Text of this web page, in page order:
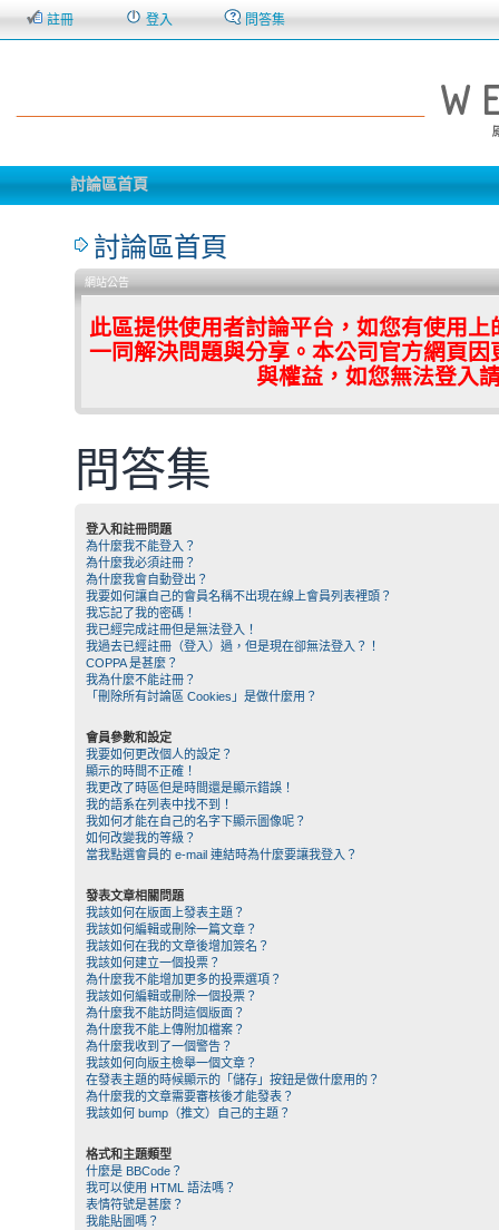
註冊 登入 問答集
討論區首頁
討論區首頁
網站公告
此區提供使用者討論平台，如您有使用
一同解決問題與分享。本公司官方網頁
與權益，如您無法登入
問答集
登入和註冊問題
為什麼我不能登入？
為什麼我必須註冊？
為什麼我會自動登出？
我要如何讓自己的會員名稱不出現在線上會員列表裡頭？
我忘記了我的密碼！
我已經完成註冊但是無法登入！
我過去已經註冊（登入）過，但是現在卻無法登入？！
COPPA 是甚麼？
我為什麼不能註冊？
「刪除所有討論區 Cookies」是做什麼用？
會員參數和設定
我要如何更改個人的設定？
顯示的時間不正確！
我更改了時區但是時間還是顯示錯誤！
我的語系在列表中找不到！
我如何才能在自己的名字下顯示圖像呢？
如何改變我的等級？
當我點選會員的 e-mail 連結時為什麼要讓我登入？
發表文章相關問題
我該如何在版面上發表主題？
我該如何編輯或刪除一篇文章？
我該如何在我的文章後增加簽名？
我該如何建立一個投票？
為什麼我不能增加更多的投票選項？
我該如何編輯或刪除一個投票？
為什麼我不能訪問這個版面？
為什麼我不能上傳附加檔案？
為什麼我收到了一個警告？
我該如何向版主檢舉一個文章？
在發表主題的時候顯示的「儲存」按鈕是做什麼用的？
為什麼我的文章需要審核後才能發表？
我該如何 bump（推文）自己的主題？
格式和主題類型
什麼是 BBCode？
我可以使用 HTML 語法嗎？
表情符號是甚麼？
我能貼圖嗎？